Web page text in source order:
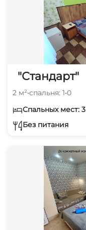
"Стандарт"
2 м²•спальня: 1•0
Спальных мест: 3
Без питания